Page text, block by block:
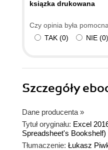
przestawienia cyfr w
liczby z przestawionymi
zawsze podzielna
ksiązka drukowana
Czy opinia była
TAK (0) NIE (0)
Szczegóły
Dane producenta »
Tytuł oryginału: Excel
Spreadsheet's Bookshelf)
Tłumaczenie: Łukasz